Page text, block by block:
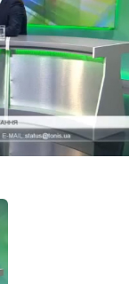
покровитель
команда
гурток
церква – одна
родина